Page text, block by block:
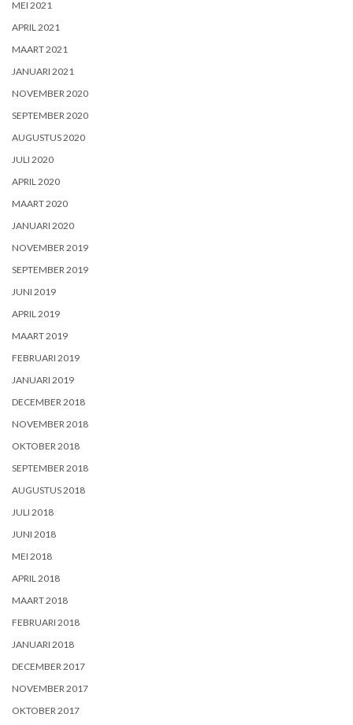
MEI 2021
APRIL 2021
MAART 2021
JANUARI 2021
NOVEMBER 2020
SEPTEMBER 2020
AUGUSTUS 2020
JULI 2020
APRIL 2020
MAART 2020
JANUARI 2020
NOVEMBER 2019
SEPTEMBER 2019
JUNI 2019
APRIL 2019
MAART 2019
FEBRUARI 2019
JANUARI 2019
DECEMBER 2018
NOVEMBER 2018
OKTOBER 2018
SEPTEMBER 2018
AUGUSTUS 2018
JULI 2018
JUNI 2018
MEI 2018
APRIL 2018
MAART 2018
FEBRUARI 2018
JANUARI 2018
DECEMBER 2017
NOVEMBER 2017
OKTOBER 2017